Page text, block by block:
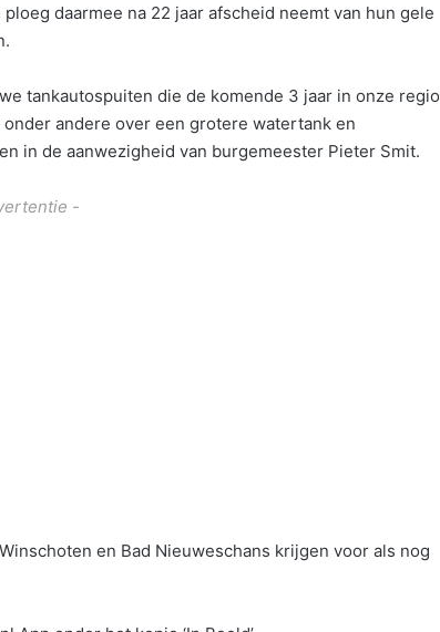
daarmee na 22 jaar afscheid neemt van hun gele
tankautospuiten die de komende 3 jaar in onze regio
andere over een grotere watertank en
in de aanwezigheid van burgemeester Pieter Smit.
-
en Bad Nieuweschans krijgen voor als nog